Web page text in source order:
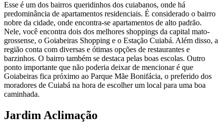
Esse é um dos bairros queridinhos dos cuiabanos, onde há
predominância de apartamentos residenciais. É considerado o bairro
nobre da cidade, onde encontra-se apartamentos de alto padrão.
Nele, você encontra dois dos melhores shoppings da capital mato-
grossense, o Goiabeiras Shopping e o Estação Cuiabá. Além disso, a
região conta com diversas e ótimas opções de restaurantes e
barzinhos. O bairro também se destaca pelas boas escolas. Outro
ponto importante que não poderia deixar de mencionar é que
Goiabeiras fica próximo ao Parque Mãe Bonifácia, o preferido dos
moradores de Cuiabá na hora de escolher um local para uma boa
caminhada.
Jardim Aclimação